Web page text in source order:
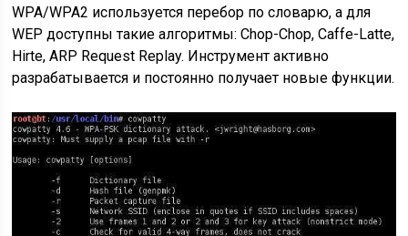
WPA/WPA2 используется перебор по словарю, а для
WEP доступны такие алгоритмы: Chop-Chop, Caffe-Latte,
Hirte, ARP Request Replay. Инструмент активно
разрабатывается и постоянно получает новые функции.